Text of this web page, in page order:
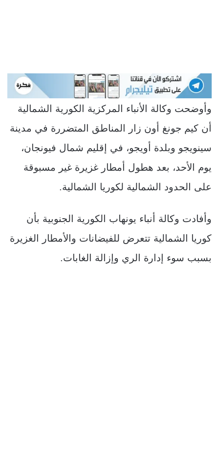
وأوضحت وكالة الأنباء المركزية الكورية الشمالية
أن كيم جونغ أون زار المناطق المتضررة في مدينة
سينويجو وبلدة أويجو، في إقليم شمال فيونجان،
يوم الأحد، بعد هطول أمطار غزيرة غير مسبوقة
على الحدود الشمالية لكوريا الشمالية.
وأفادت وكالة أنباء يونهاب الكورية الجنوبية بأن
كوريا الشمالية تتعرض للفيضانات والأمطار الغزيرة
بسبب سوء إدارة الري وإزالة الغابات.